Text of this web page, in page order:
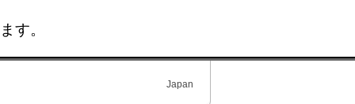
す。
Japan